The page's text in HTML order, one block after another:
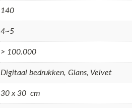
140
4~5
> 100.000
Digitaal bedrukken, Glans, Velvet
30 x 30 cm